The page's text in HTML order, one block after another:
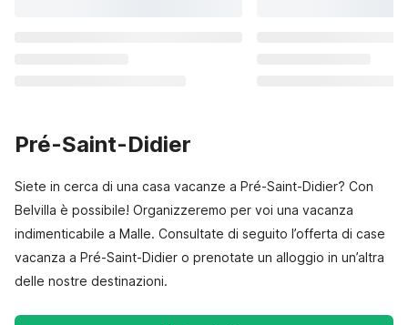
Pré-Saint-Didier
Siete in cerca di una casa vacanze a Pré-Saint-Didier? Con
Belvilla è possibile! Organizzeremo per voi una vacanza
indimenticabile a Malle. Consultate di seguito l’offerta di case
vacanza a Pré-Saint-Didier o prenotate un alloggio in un’altra
delle nostre destinazioni.